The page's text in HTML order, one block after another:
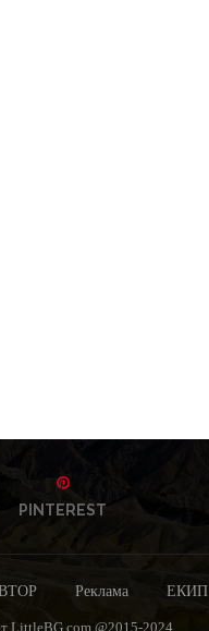
PINTEREST
Реклама ЕКИП
LittleBG.com @2015-2024